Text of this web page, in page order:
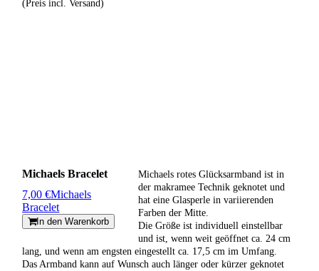
(Preis incl. Versand)
Michaels Bracelet
7,00 €Michaels
Bracelet
In den Warenkorb
Michaels rotes Glücksarmband ist in
der makramee Technik geknotet und
hat eine Glasperle in variierenden
Farben der Mitte.
Die Größe ist individuell einstellbar
und ist, wenn weit geöffnet ca. 24 cm
lang, und wenn am engsten eingestellt ca. 17,5 cm im Umfang.
Das Armband kann auf Wunsch auch länger oder kürzer geknotet